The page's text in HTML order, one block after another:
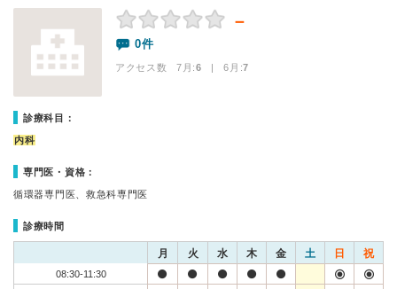
－
0件
アクセス数 7月:6 | 6月:7
診療科目：
内科
専門医・資格：
循環器専門医、救急科専門医
診療時間
月 火 水 木 金 土 日 祝
08:30-11:30